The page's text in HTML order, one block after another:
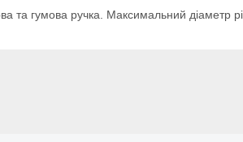
та гумова ручка. Максимальний діаметр